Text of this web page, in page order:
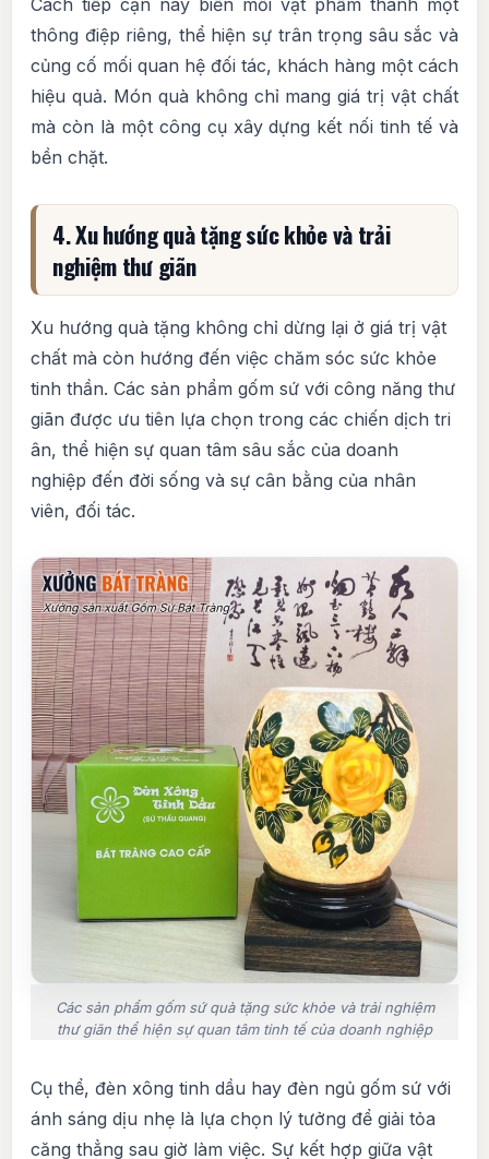
Cách tiếp cận này biến mỗi vật phẩm thành một
thông điệp riêng, thể hiện sự trân trọng sâu sắc và
củng cố mối quan hệ đối tác, khách hàng một cách
hiệu quả. Món quà không chỉ mang giá trị vật chất
mà còn là một công cụ xây dựng kết nối tinh tế và
bền chặt.
4. Xu hướng quà tặng sức khỏe và trải
nghiệm thư giãn
Xu hướng quà tặng không chỉ dừng lại ở giá trị vật
chất mà còn hướng đến việc chăm sóc sức khỏe
tinh thần. Các sản phẩm gốm sứ với công năng thư
giãn được ưu tiên lựa chọn trong các chiến dịch tri
ân, thể hiện sự quan tâm sâu sắc của doanh
nghiệp đến đời sống và sự cân bằng của nhân
viên, đối tác.
Các sản phẩm gốm sứ quà tặng sức khỏe và trải nghiệm
thư giãn thể hiện sự quan tâm tinh tế của doanh nghiệp
Cụ thể, đèn xông tinh dầu hay đèn ngủ gốm sứ với
ánh sáng dịu nhẹ là lựa chọn lý tưởng để giải tỏa
căng thẳng sau giờ làm việc. Sự kết hợp giữa vật